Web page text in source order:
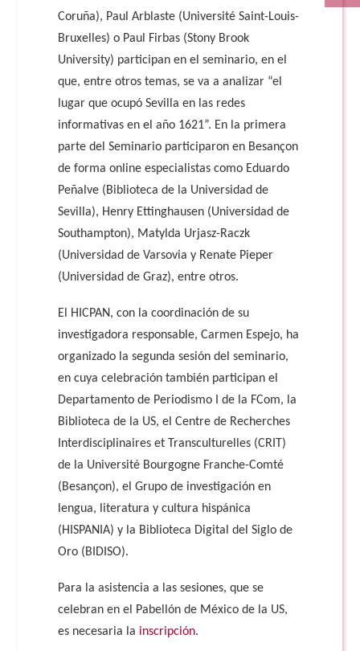
Coruña), Paul Arblaste (Université Saint-Louis-
Bruxelles) o Paul Firbas (Stony Brook
University) participan en el seminario, en el
que, entre otros temas, se va a analizar “el
lugar que ocupó Sevilla en las redes
informativas en el año 1621”. En la primera
parte del Seminario participaron en Besançon
de forma online especialistas como Eduardo
Peñalve (Biblioteca de la Universidad de
Sevilla), Henry Ettinghausen (Universidad de
Southampton), Matylda Urjasz-Raczk
(Universidad de Varsovia y Renate Pieper
(Universidad de Graz), entre otros.
El HICPAN, con la coordinación de su
investigadora responsable, Carmen Espejo, ha
organizado la segunda sesión del seminario,
en cuya celebración también participan el
Departamento de Periodismo I de la FCom, la
Biblioteca de la US, el Centre de Recherches
Interdisciplinaires et Transculturelles (CRIT)
de la Université Bourgogne Franche-Comté
(Besançon), el Grupo de investigación en
lengua, literatura y cultura hispánica
(HISPANIA) y la Biblioteca Digital del Siglo de
Oro (BIDISO).
Para la asistencia a las sesiones, que se
celebran en el Pabellón de México de la US,
es necesaria la inscripción.